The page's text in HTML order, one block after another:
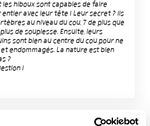
hiboux sont capables de faire
avec leur tête ! Leur secret ? Ils
au niveau du cou, 7 de plus que
de souplesse. Ensuite, leurs
sont bien au centre du cou pour ne
endommagés. La nature est bien
?
!